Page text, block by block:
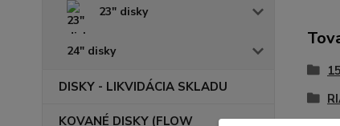
23" disky
24" disky
DISKY - LIKVIDÁCIA SKLADU
KOVANÉ DISKY (FLOW